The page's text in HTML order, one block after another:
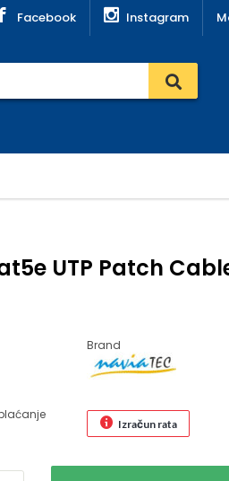
Facebook Instagram
UTP Patch
Brand
Izračun rata